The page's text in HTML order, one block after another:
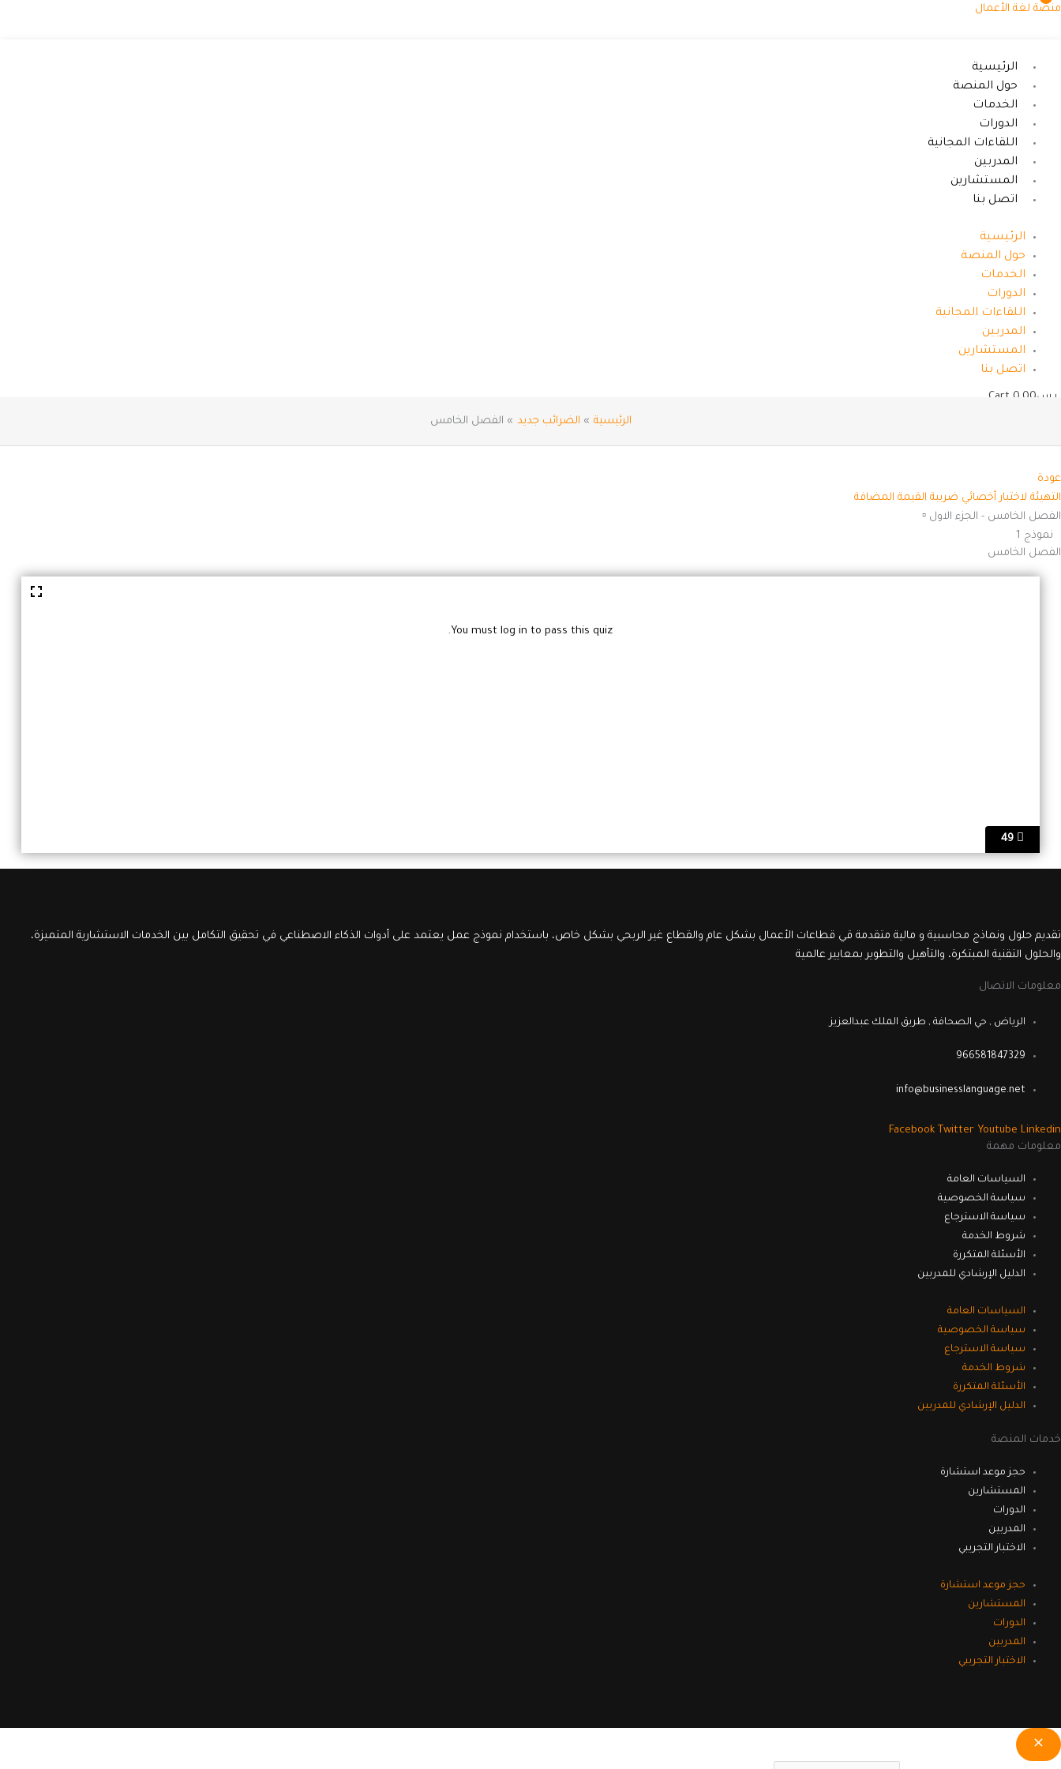
تخطي
منصة لغة الأعمال
الرئيسية
حول المنصة
الخدمات
الدورات
اللقاءات المجانية
المدربين
المستشارين
اتصل بنا
الرئيسية
حول المنصة
الخدمات
الدورات
اللقاءات المجانية
المدربين
المستشارين
اتصل بنا
ر.س0.00
Cart
الرئيسية الضرائب جديد الفصل الخامس
عودة
التهيئة لاختبار أخصائي ضريبة القيمة المضافة
الفصل الخامس - الجزء الاول ▫️
نموذج 1
الفصل الخامس
You must log in to pass this quiz.
تقديم حلول ونماذج محاسبية و مالية متقدمة قي قطاعات الأعمال بشكل عام والقطاع غير الربحي بشكل خاص، باستخدام نموذج عمل يعتمد على أدوات الذكاء الاصطناعي في تحقيق التكامل بين الخدمات الاستشارية المتميزة،
والحلول التقنية المبتكرة، والتأهيل والتطوير بمعايير عالمية
معلومات الاتصال
الرياض , حي الصحافة , طريق الملك عبدالعزيز
966581847329
info@businesslanguage.net
Facebook Twitter Youtube Linkedin
معلومات مهمة
السياسات العامة
سياسة الخصوصية
سياسة الاسترجاع
شروط الخدمة
الأسئلة المتكررة
الدليل الإرشادي للمدربين
السياسات العامة
سياسة الخصوصية
سياسة الاسترجاع
شروط الخدمة
الأسئلة المتكررة
الدليل الإرشادي للمدربين
خدمات المنصة
حجز موعد استشارة
المستشارين
الدورات
المدربين
الاختبار التجريبي
حجز موعد استشارة
المستشارين
الدورات
المدربين
الاختبار التجريبي